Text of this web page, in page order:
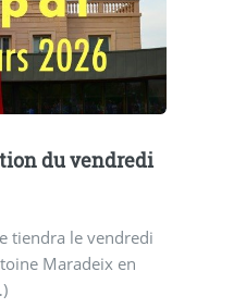
du vendredi
tiendra le vendredi
Maradeix en